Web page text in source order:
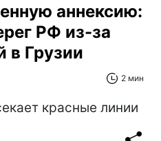
аннексию:
РФ из-за
в Грузии
2 мин
красные линии